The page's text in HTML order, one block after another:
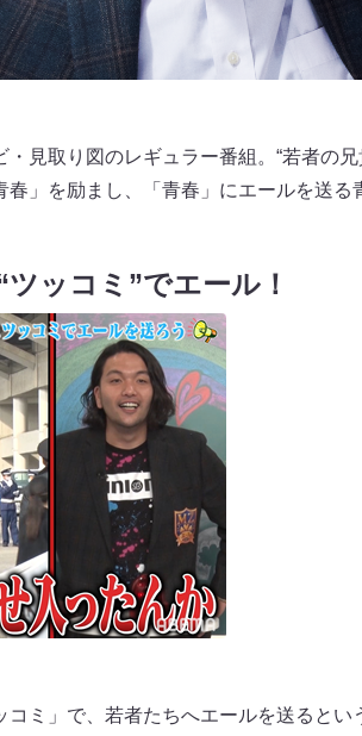
見取り図のレギュラー番組。“若者の
」を励まし、「青春」にエールを送る
ッコミ”でエール！
ミ」で、若者たちへエールを送るとい